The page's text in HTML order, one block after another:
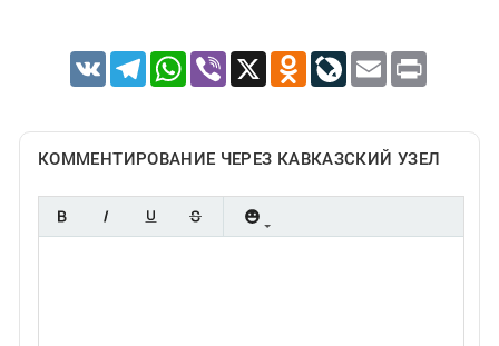
VK TelegramWhatsApp
Viber X Odnoklassniki
LiveJournal
Email Print
КОММЕНТИРОВАНИЕ ЧЕРЕЗ КАВКАЗСКИЙ УЗЕЛ